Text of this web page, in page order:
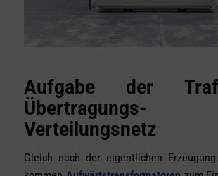
Aufgabe der
Verteilungsnetz
Gleich nach der eigentlichen